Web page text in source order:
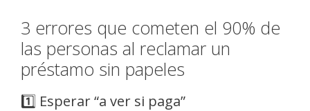
3 errores que cometen el 90% de
las personas al reclamar un
préstamo sin papeles
1️⃣ Esperar “a ver si paga”